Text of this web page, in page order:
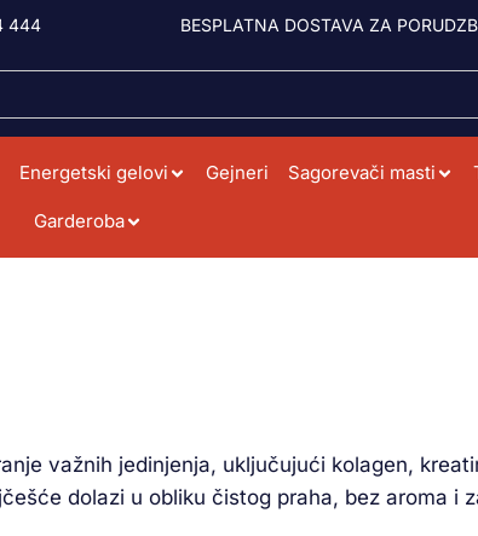
444 BESPLATNA DOSTAVA ZA
Energetski gelovi Gejneri Sagorevači masti
Garderoba
važnih jedinjenja, uključujući kolagen,
dolazi u obliku čistog praha, bez aroma i